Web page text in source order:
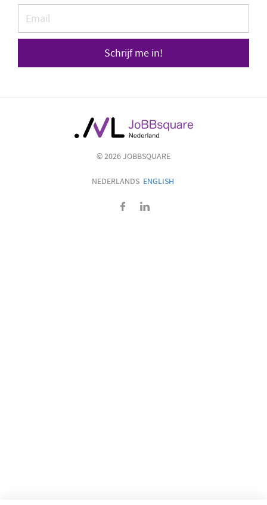
Schrijf me in!
© 2026 JOBBSQUARE
NEDERLANDS ENGLISH